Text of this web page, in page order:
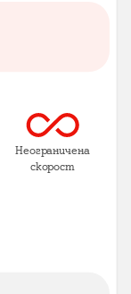
Неограничена
скорост